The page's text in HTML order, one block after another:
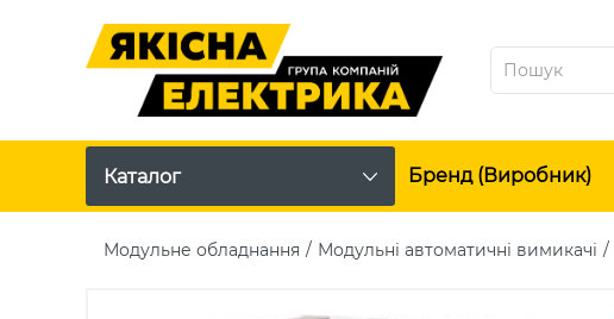
Каталог Бренд (виробник)
Модульне обладнання Модульні автоматичні вимикачі